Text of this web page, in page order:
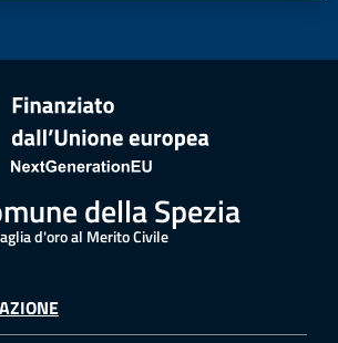
della Spezia
d'oro al Merito Civile